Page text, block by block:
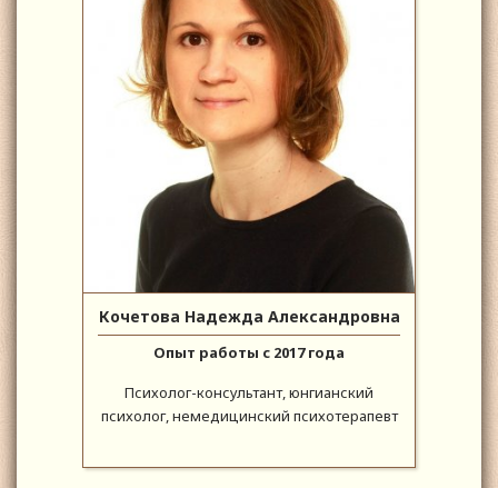
Кочетова Надежда Александровна
Опыт работы с 2017 года
Психолог-консультант, юнгианский
психолог, немедицинский психотерапевт